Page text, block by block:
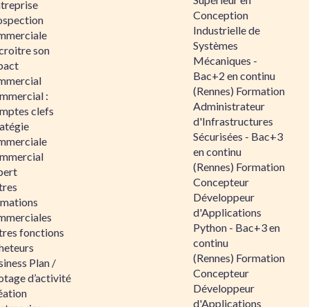
son
:
clefs
fonctions
Plan /
d’activité
Conception
Industrielle de
Systèmes
Mécaniques -
Bac+2 en continu
(Rennes) Formation
Administrateur
d'Infrastructures
Sécurisées - Bac+3
en continu
(Rennes) Formation
Concepteur
Développeur
d'Applications
Python - Bac+3 en
continu
(Rennes) Formation
Concepteur
Développeur
d'Applications